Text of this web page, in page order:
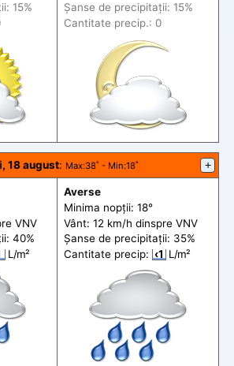
: 15%
Șanse de precipitații: 15%
Cantitate precip.: 0
18 august: Max:38˚ - Min:18˚ +
VNV
: 40%
L/m²
Averse
Minima nopții: 18°
Vânt: 12 km/h dinspre VNV
Șanse de precipitații: 35%
Cantitate precip: ‹1 L/m²